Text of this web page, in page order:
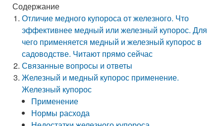
Содержание
Отличие медного купороса от железного. Что
эффективнее медный или железный купорос. Для
чего применяется медный и железный купорос в
садоводстве. Читают прямо сейчас
Связанные вопросы и ответы
Железный и медный купорос применение.
Железный купорос
Применение
Нормы расхода